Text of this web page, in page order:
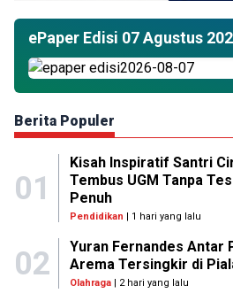
ePaper Edisi 07 Agustus
Berita Populer
01
Kisah Inspiratif Santri
Tembus UGM Tanpa
Penuh
Pendidikan | 1 hari yang lalu
02
Yuran Fernandes Antar
Arema Tersingkir di
Olahraga| 2 hari yang lalu